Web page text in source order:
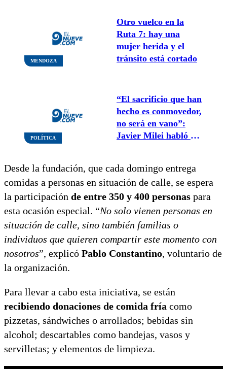
MENDOZA
Otro vuelco en la
Ruta 7: hay una
mujer herida y el
tránsito está cortado
POLÍTICA
“El sacrificio que han
hecho es conmovedor,
no será en vano”:
Javier Milei habló a
Desde la fundación, que cada domingo entrega
comidas a personas en situación de calle, se espera
la participación de entre 350 y 400 personas para
esta ocasión especial. “No solo vienen personas en
situación de calle, sino también familias o
individuos que quieren compartir este momento con
nosotros”, explicó Pablo Constantino, voluntario de
la organización.
Para llevar a cabo esta iniciativa, se están
recibiendo donaciones de comida fría como
pizzetas, sándwiches o arrollados; bebidas sin
alcohol; descartables como bandejas, vasos y
servilletas; y elementos de limpieza.